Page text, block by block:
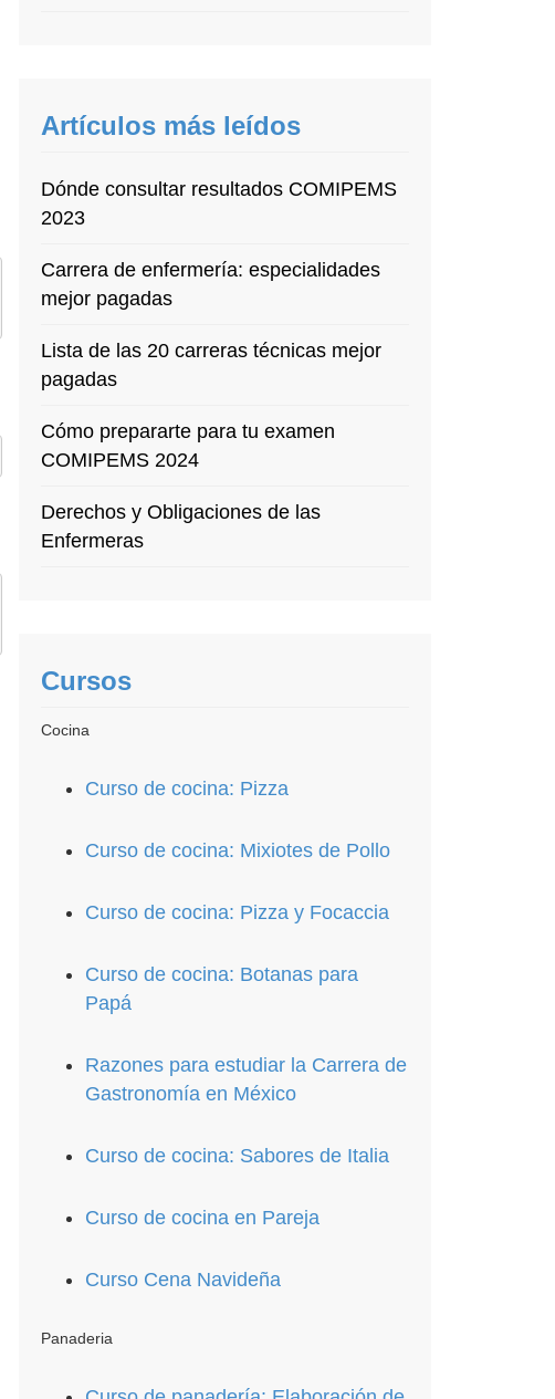
Artículos más leídos
Dónde consultar resultados COMIPEMS
2023
Carrera de enfermería: especialidades
mejor pagadas
Lista de las 20 carreras técnicas mejor
pagadas
Cómo prepararte para tu examen
COMIPEMS 2024
Derechos y Obligaciones de las
Enfermeras
Cursos
Cocina
Curso de cocina: Pizza
Curso de cocina: Mixiotes de Pollo
Curso de cocina: Pizza y Focaccia
Curso de cocina: Botanas para
Papá
Razones para estudiar la Carrera de
Gastronomía en México
Curso de cocina: Sabores de Italia
Curso de cocina en Pareja
Curso Cena Navideña
Panaderia